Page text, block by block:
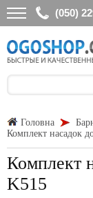
(050)
Головна
Комплект насадок
Комплект
K515